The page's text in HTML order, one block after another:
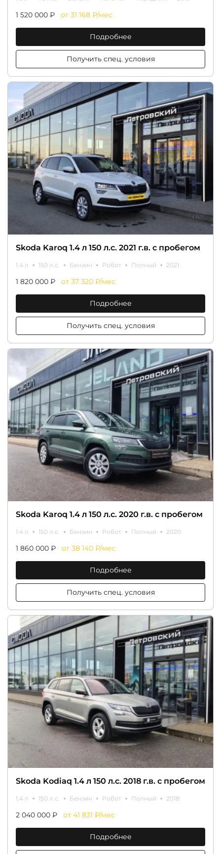
1 520 000 ₽ от 31 168 ₽/мес
Подробнее
Получить спец. условия
Skoda Karoq 1.4 л 150 л.с. 2021 г.в. с пробегом
1.4 л 150 л.с. Бензин Робот Полный 2021
1 820 000 ₽ от 37 320 ₽/мес
Подробнее
Получить спец. условия
Skoda Karoq 1.4 л 150 л.с. 2020 г.в. с пробегом
1.4 л 150 л.с. Бензин Робот Полный 2020
1 860 000 ₽ от 38 140 ₽/мес
Подробнее
Получить спец. условия
Skoda Kodiaq 1.4 л 150 л.с. 2018 г.в. с пробегом
1.4 л 150 л.с. Бензин Робот Полный 2018
2 040 000 ₽ от 41 831 ₽/мес
Подробнее